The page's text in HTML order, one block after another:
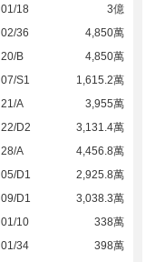
01/18
3億
02/36
4,850萬
20/B
4,850萬
07/S1
1,615.2萬
21/A
3,955萬
22/D2
3,131.4萬
28/A
4,456.8萬
05/D1
2,925.8萬
09/D1
3,038.3萬
01/10
338萬
01/34
398萬